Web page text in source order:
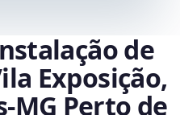
de
Exposição,
Perto de